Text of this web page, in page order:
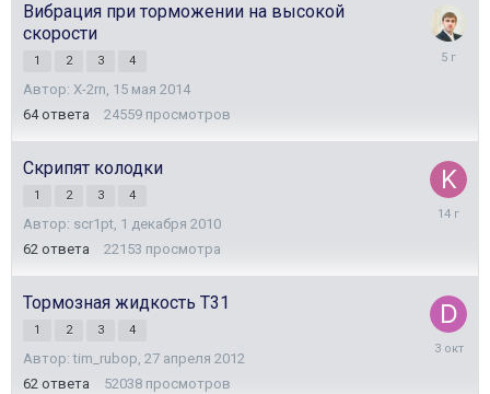
Вибрация при торможении на высокой
скорости
1 2 3 4
Автор: X-2rn, 15 мая 2014
64 ответа 24559 просмотров
11
Скрипят колодки
1 2 3 4
Автор: scr1pt, 1 декабря 2010
62 ответа 22153 просмотра
Тормозная жидкость Т31
1 2 3 4
Автор:tim_rubop, 27 апреля 2012
62 ответа 52038 просмотров
3